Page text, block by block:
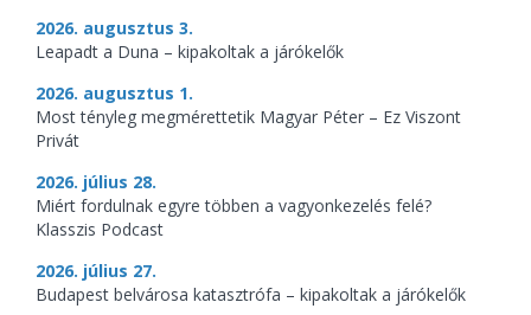
2026. augusztus 3.
Leapadt a Duna – kipakoltak a járókelők
2026. augusztus 1.
Most tényleg megmérettetik Magyar Péter – Ez Viszont
Privát
2026. július 28.
Miért fordulnak egyre többen a vagyonkezelés felé?
Klasszis Podcast
2026. július 27.
Budapest belvárosa katasztrófa – kipakoltak a járókelők